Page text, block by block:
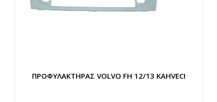
ΠΡΟΦΥΛΑΚΤΗΡΑΣ VOLVO FH 12/13 KAHVECI